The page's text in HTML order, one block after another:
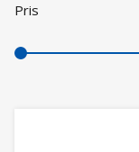
Pris